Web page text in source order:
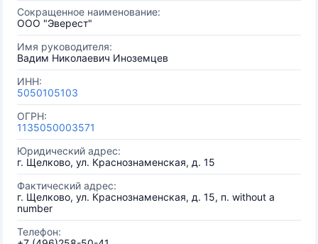
Сокращенное наименование:
ООО "Эверест"
Имя руководителя:
Вадим Николаевич Иноземцев
ИНН:
5050105103
ОГРН:
1135050003571
Юридический адрес:
г. Щелково, ул. Краснознаменская, д. 15
Фактический адрес:
г. Щелково, ул. Краснознаменская, д. 15, п. without a
number
Телефон: